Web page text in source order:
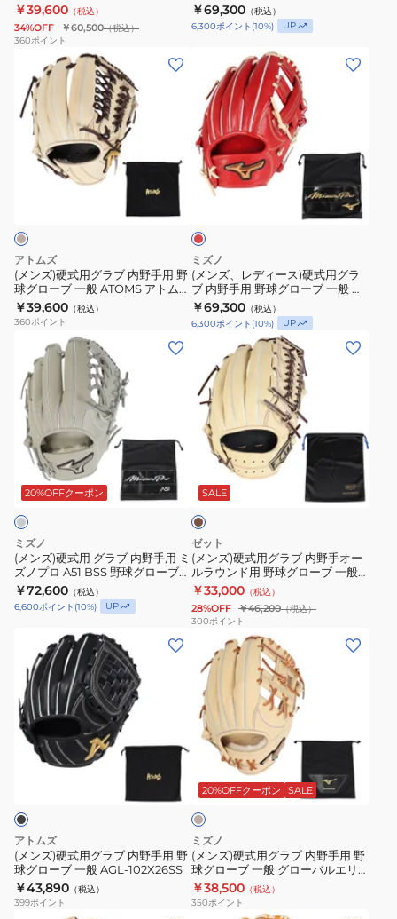
用
グ
プ
ロ
PEK84424F2-
9048-
L
ス
BPGB12410N-
1932
用
野
ロ
ー
ロ
エ
ッ
ジ
シ
ズ
W
PKW34525-
3712
ーズ W PKW34525-3712
￥39,600 （税込）
34%OFF ￥60,500（税込）
360ポイント
ラ
用
野
球
ー
ブ
一
般
ミ
ロ
Classic
カ
ラ
ー
1AJGH33113
4680
お
一
一
点
ま
で
ズノプロ Classic 限定カラー
1AJGH33113 4680 お一人様一点
まで
￥69,300 （税込）
6,300ポイント (10%) UP
ズ)
硬
ブ
内
野
手
用
グ
ロ
ー
ブ
般
ATOMS
ア
ト
ム
ズ
牧
デ
ル
AGL-
066X25SS
アトムズ
(メンズ)硬式用グラブ 内野手用 野
球グローブ 一般 ATOMS アトムズ
牧秀悟 モデル AGL-066X25SS
￥39,600 （税込）
360ポイント
ズ、
レ
デ
ィ
硬
式
用
グ
ラ
手
グ
ロ
ー
ブ
一
般
ミ
プ
ロ
Classic
限
カ
ラ
ー
1AJGH33133
4680
お
一
レ
ッ
ミズノ
(メンズ、レディース)硬式用グラ
ブ 内野手用 野球グローブ 一般 ミ
ズノプロ Classic 限定カラー
1AJGH33133 4680 お一人様一点
まで
￥69,300 （税込）
6,300ポイント (10%) UP
ズ)
硬
式
用
ラ
ブ
内
野
手
用
ロ
A51
BSS
グ
ロ
ー
ブ
一
20%OFFクーポン
ミズノ
(メンズ)硬式用 グラブ 内野手用 ミ
ズノプロ A51 BSS 野球グローブ
一般 1AJGH11603 05 お一人様一
点まで
￥72,600 （税込）
6,600ポイント (10%) UP
ズ)
硬
式
ラ
ブ
内
野
手
オ
ー
ン
ド
球
グ
ロ
ー
ブ
一
SALE
ブ
ラ
ウ
ゼット
(メンズ)硬式用グラブ 内野手オー
ルラウンド用 野球グローブ 一般
ネオステイタス BPGB12430N-
3237
￥33,000 （税込）
28%OFF ￥46,200（税込）
300ポイント
ズ)
硬
式
用
ブ
内
野
手
用
アトムズ
(メンズ)硬式用グラブ 内野手用 野
球グローブ 一般 AGL-102X26SS
￥43,890 （税込）
399ポイント
ズ)
硬
式
用
ラ
ブ
内
野
手
用
20%OFFクーポン SALE
ベ
ー
ミズノ
(メンズ)硬式用グラブ 内野手用 野
球グローブ 一般 グローバルエリ
ート Hselection SIGNA AXI
1AJGH31403 8049
￥38,500 （税込）
350ポイント